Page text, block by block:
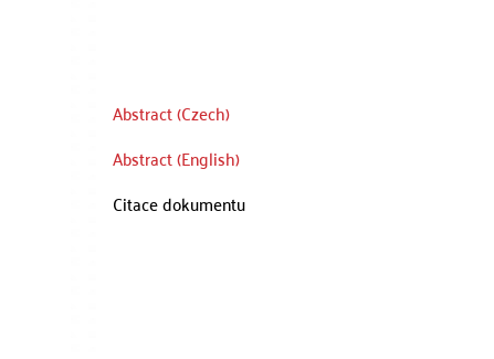
Abstract (Czech)
Abstract (English)
Citace dokumentu